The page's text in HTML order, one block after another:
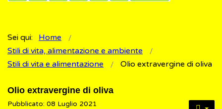
Sei qui:
Home
Stili di vita, alimentazione e ambiente
Stili di vita e alimentazione
Olio extravergine di oliva
Olio extravergine di oliva
Pubblicato: 08 Luglio 2021